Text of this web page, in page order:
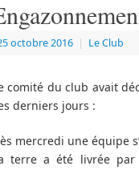
octobre 2016 | Le Club
comité du club avait
derniers jours :
mercredi une équipe
terre a été livrée par